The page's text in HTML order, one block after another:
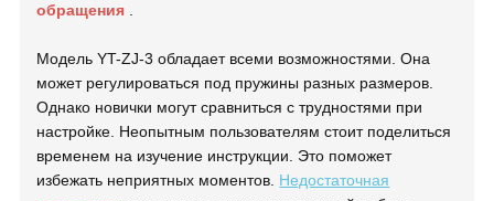
обращения
Модель YT-ZJ-3 обладает всеми возможностями. Она
может регулироваться под пружины разных размеров.
Однако новички могут сравниться с трудностями при
настройке. Неопытным пользователям стоит поделиться
временем на изучение инструкции. Это поможет
избежать неприятных моментов. Недостаточная